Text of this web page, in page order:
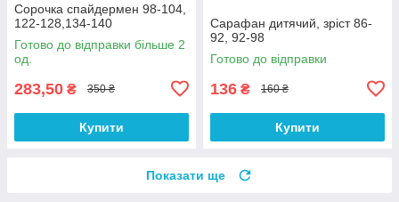
Сорочка спайдермен 98-104,
122-128,134-140
Готово до відправки більше 2
од.
283,50 ₴ 350 ₴
Купити
Сарафан дитячий, зріст 86-
92, 92-98
Готово до відправки
136 ₴ 160 ₴
Купити
Показати ще